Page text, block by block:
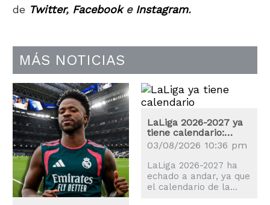
de Twitter, Facebooke Instagram.
MÁS NOTICIAS
LaLiga 2026-2027 ya
tiene calendario:
estas son las fechas
claves
03/08/2026 10:36 pm
LaLiga 2026-2027 ha
echado a andar, ya que
el calendario de la